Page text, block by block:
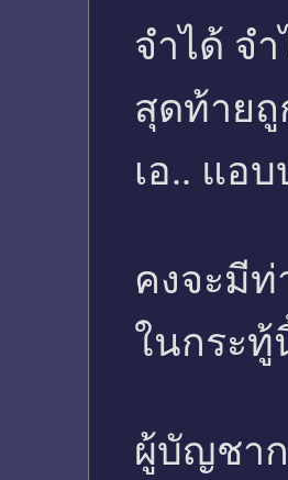
จำได้ จ
สุดท้ายถู
เอ.. แอ
คงจะมี
ในกระ
ผู้บัญชา